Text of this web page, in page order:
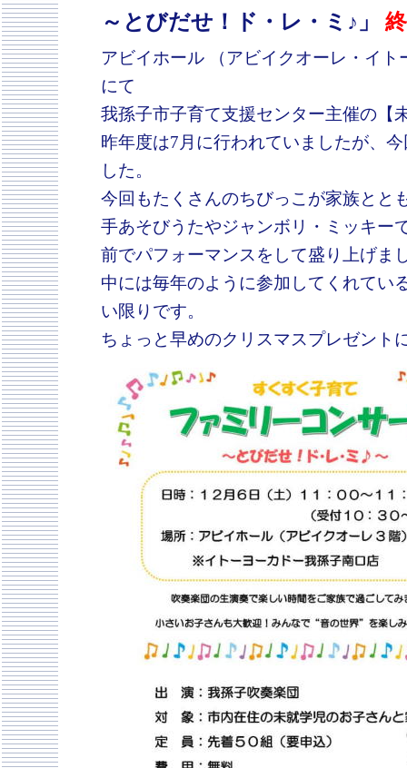
～とびだせ！ド・レ・ミ♪」
アビイホール （アビイクオーレ・イ
にて
我孫子市子育て支援センター主催の【
昨年度は7月に行われていましたが、
した。
今回もたくさんのちびっこが家族とと
手あそびうたやジャンボリ・ミッキー
前でパフォーマンスをして盛り上げま
中には毎年のように参加してくれてい
い限りです。
ちょっと早めのクリスマスプレゼント